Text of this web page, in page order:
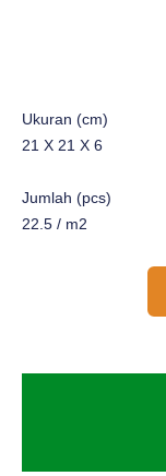
Ukuran (cm)
21 X 21 X 6
Jumlah (pcs)
22.5 / m2